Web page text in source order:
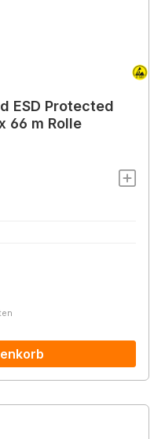
ESD Protected
66 m Rolle